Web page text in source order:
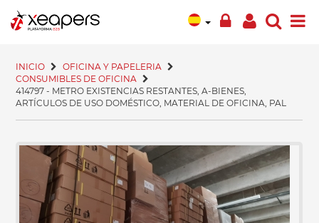
INICIO
OFICINA Y PAPELERIA
CONSUMIBLES DE OFICINA
414797 - METRO EXISTENCIAS RESTANTES, A-BIENES,
ARTÍCULOS DE USO DOMÉSTICO, MATERIAL DE OFICINA, PAL